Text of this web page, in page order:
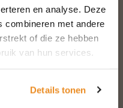
en analyse. Deze
combineren met andere
of die ze hebben
van hun services.
Details tonen
SALE - SHOWMODEL